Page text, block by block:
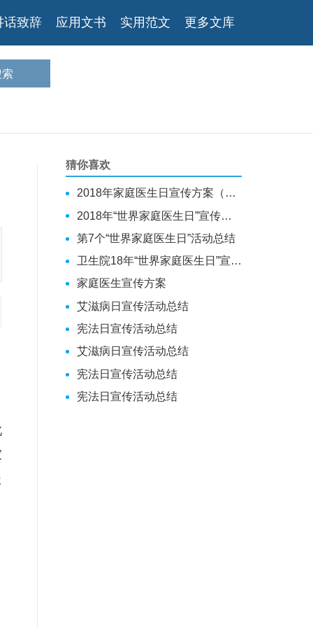
话致辞 应用文书 实用范文 更多文库
猜你喜欢
2018年家庭医生日宣传方案（5篇）
2018年“世界家庭医生日”宣传计划
第7个“世界家庭医生日”活动总结
卫生院18年“世界家庭医生日”宣传活动总结2篇（大全5篇）
家庭医生宣传方案
艾滋病日宣传活动总结
宪法日宣传活动总结
艾滋病日宣传活动总结
宪法日宣传活动总结
宪法日宣传活动总结